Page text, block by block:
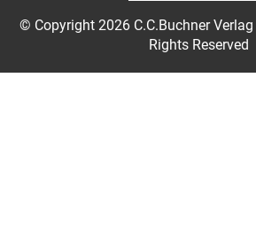
© Copyright 2026 C.C.Buchner Verlag
Rights Reserved